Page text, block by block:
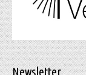
Newsletter